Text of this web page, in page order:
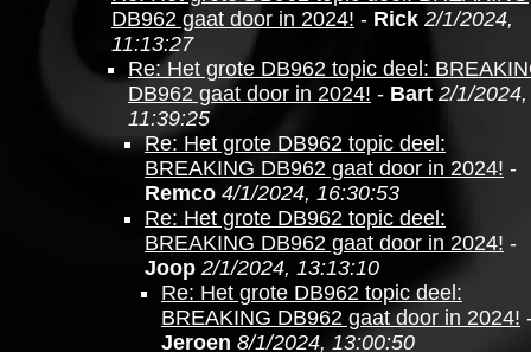
DB962 gaat door in 2024! - Rick 2/1/2024,
11:13:27
Re: Het grote DB962 topic deel:
DB962 gaat door in 2024! - Bart 2/1/2024,
11:39:25
Re: Het grote DB962 topic deel:
BREAKING DB962 gaat door in 2024! -
Remco 4/1/2024, 16:30:53
Re: Het grote DB962 topic deel:
BREAKING DB962 gaat door in 2024! -
Joop 2/1/2024, 13:13:10
Re: Het grote DB962 topic deel:
BREAKING DB962 gaat door in 2024!
Jeroen 8/1/2024, 13:00:50